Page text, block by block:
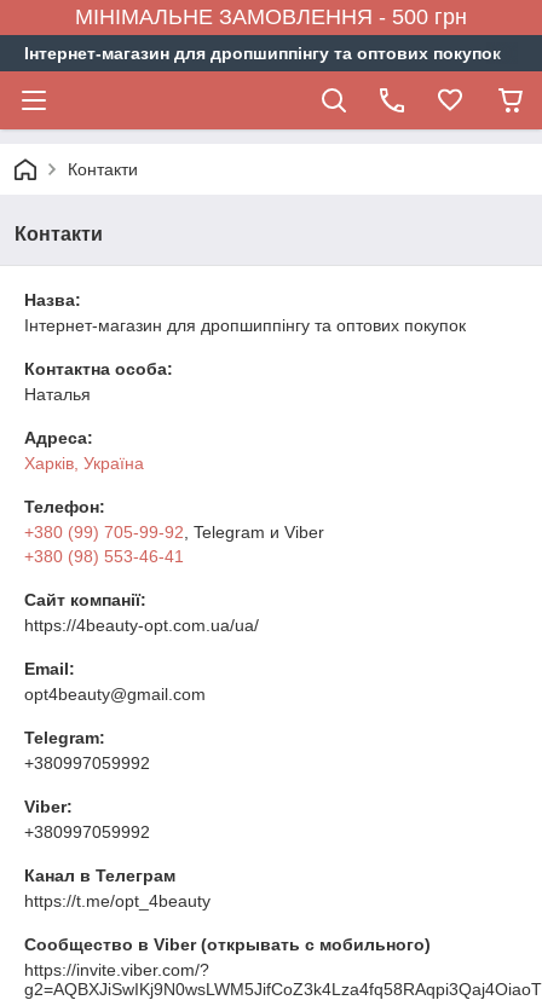
МІНІМАЛЬНЕ ЗАМОВЛЕННЯ - 500 грн
Інтернет-магазин для дропшиппінгу та оптових покупок
Контакти
Контакти
Назва:
Інтернет-магазин для дропшиппінгу та оптових покупок
Контактна особа:
Наталья
Адреса:
Харків, Україна
Телефон:
+380 (99) 705-99-92 , Telegram и Viber
+380 (98) 553-46-41
Сайт компанії:
https://4beauty-opt.com.ua/ua/
Email:
opt4beauty@gmail.com
Telegram:
+380997059992
Viber:
+380997059992
Канал в Телеграм
https://t.me/opt_4beauty
Сообщество в Viber (открывать с мобильного)
https://invite.viber.com/?